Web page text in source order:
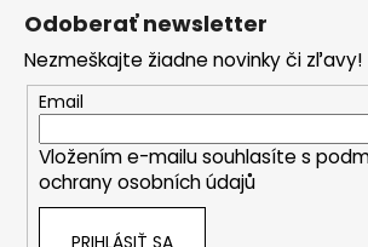
e
p
r
v
k
e
Odoberať newsletter
Nezmeškajte žiadne novinky či zľavy!
Email
Vložením e-mailu souhlasíte s
ochrany osobních údajů